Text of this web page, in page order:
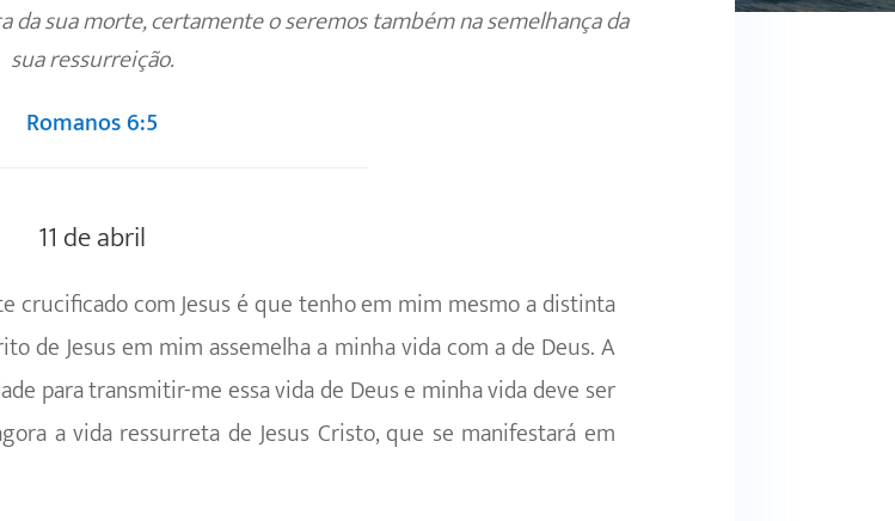
da sua morte, certamente o seremos também na semelhança da
sua ressurreição.
Romanos 6:5
11 de abril
crucificado com Jesus é que tenho em mim mesmo a distinta
de Jesus em mim assemelha a minha vida com a de Deus. A
para transmitir-me essa vida de Deus e minha vida deve ser
a vida ressurreta de Jesus Cristo, que se manifestará em